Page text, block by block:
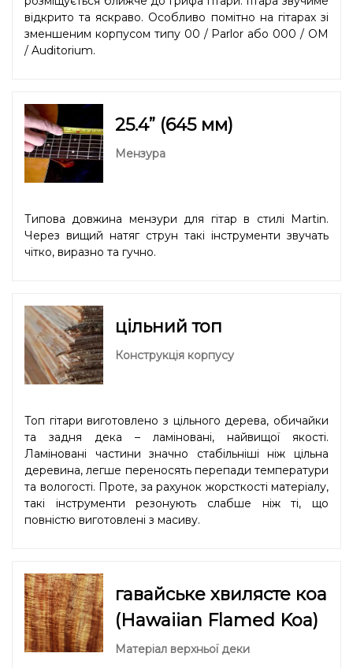
відкрито та яскраво. Особливо помітно на гітарах зі
зменшеним корпусом типу 00 / Parlor або 000 / OM
/ Auditorium.
25.4” (645 мм)
Мензура
Типова довжина мензури для гітар в стилі Martin.
Через вищий натяг струн такі інструменти звучать
чітко, виразно та гучно.
цільний топ
Конструкція корпусу
Топ гітари виготовлено з цільного дерева, обичайки
та задня дека – ламіновані, найвищої якості.
Ламіновані частини значно стабільніші ніж цільна
деревина, легше переносять перепади температури
та вологості. Проте, за рахунок жорсткості матеріалу,
такі інструменти резонують слабше ніж ті, що
повністю виготовлені з масиву.
гавайське хвилясте коа
(Hawaiian Flamed Koa)
Матеріал верхньої деки